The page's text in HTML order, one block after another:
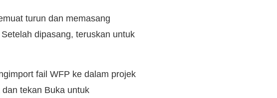
turun dan memasang
dipasang, teruskan untuk
fail WFP ke dalam projek
tekan Buka untuk